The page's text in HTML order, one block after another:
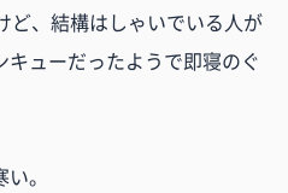
ど、結構はしゃいでいる人が
ューだったようで即寝のぐ
。